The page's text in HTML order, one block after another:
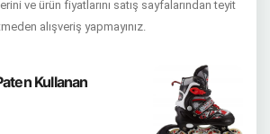
ve ürün fiyatlarını satış sayfalarından teyit
alışveriş yapmayınız.
Kullanan